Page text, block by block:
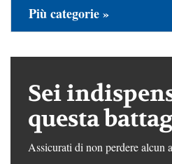
Più categorie »
Sei
questa
Assicurati di non perdere alcun